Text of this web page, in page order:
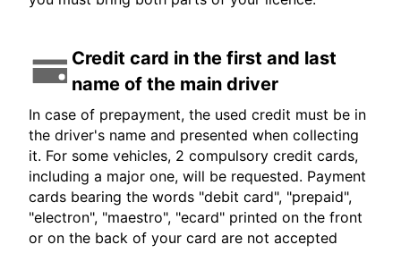
Credit card in the first and last
name of the main driver
In case of prepayment, the used credit must be in
the driver's name and presented when collecting
it. For some vehicles, 2 compulsory credit cards,
including a major one, will be requested. Payment
cards bearing the words "debit card", "prepaid",
"electron", "maestro", "ecard" printed on the front
or on the back of your card are not accepted